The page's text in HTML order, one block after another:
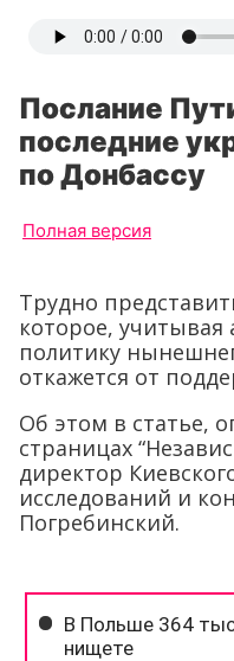
Послание
последние
по Донбассу
Полная версия
Трудно
которое, учитывая
политику
откажется от
Об этом в статье,
страницах
директор
исследований и
Погребинский.